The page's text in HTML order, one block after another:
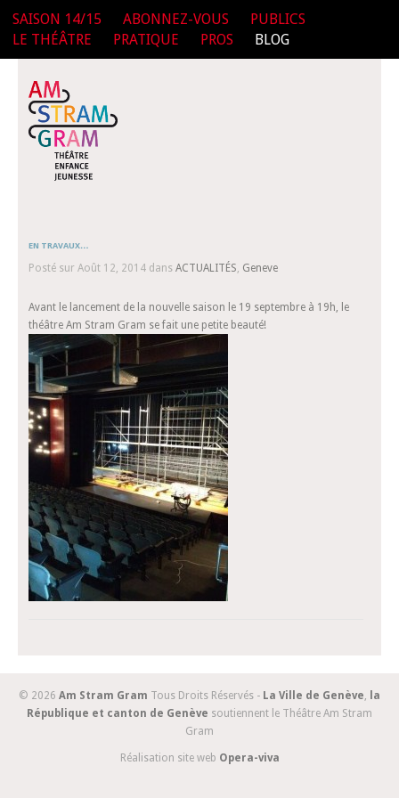
SAISON 14/15 ABONNEZ-VOUS
PUBLICS
LE THÉÂTRE
PRATIQUE PROS BLOG
EN TRAVAUX…
Posté sur Août 12, 2014 dansACTUALITÉS, Geneve
Avant le lancement de la nouvelle saison le 19 septembre à 19h, le
théâtre Am Stram Gram se fait une petite beauté!
© 2026 Am Stram Gram Tous Droits Réservés - La Ville de Genève,
la
République et canton de Genève soutiennent le Théâtre Am Stram
Gram
Réalisation site web Opera-viva